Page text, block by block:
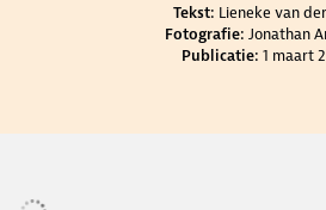
Credits en bronnenTekst: Lieneke van
Fotografie:Jonathan
Publicatie:1 maart